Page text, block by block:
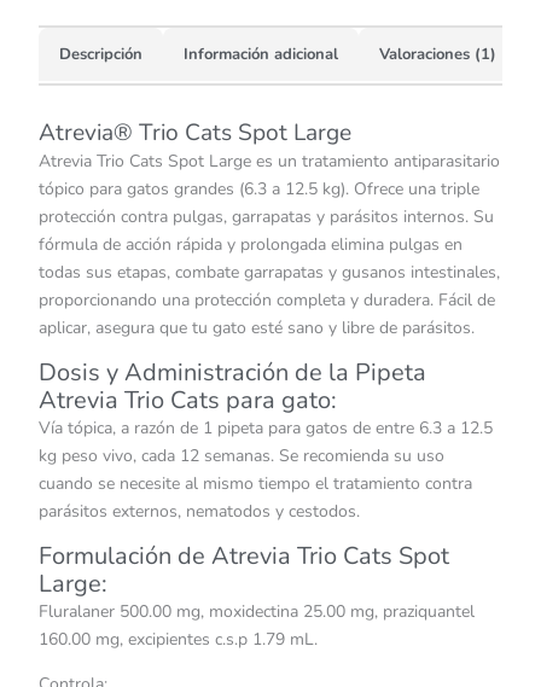
Descripción Información adicional Valoraciones (1)
Atrevia® Trio Cats Spot Large
Atrevia Trio Cats Spot Large es un tratamiento antiparasitario
tópico para gatos grandes (6.3 a 12.5 kg). Ofrece una triple
protección contra pulgas, garrapatas y parásitos internos. Su
fórmula de acción rápida y prolongada elimina pulgas en
todas sus etapas, combate garrapatas y gusanos intestinales,
proporcionando una protección completa y duradera. Fácil de
aplicar, asegura que tu gato esté sano y libre de parásitos.
Dosis y Administración de la Pipeta
Atrevia Trio Cats para gato:
Vía tópica, a razón de 1 pipeta para gatos de entre 6.3 a 12.5
kg peso vivo, cada 12 semanas. Se recomienda su uso
cuando se necesite al mismo tiempo el tratamiento contra
parásitos externos, nematodos y cestodos.
Formulación de Atrevia Trio Cats Spot
Large:
Fluralaner 500.00 mg, moxidectina 25.00 mg, praziquantel
160.00 mg, excipientes c.s.p 1.79 mL.